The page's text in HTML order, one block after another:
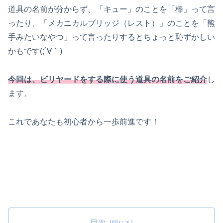
道具の名前が分からず、「キュー」のことを「棒」って言
ったり、「メカニカルブリッジ（レスト）」のことを「熊
手みたいなやつ」って言ったりするとちょっと恥ずかしい
かもです(;´∀｀)
今回は、ビリヤードをする際に使う道具の名前をご紹介し
ます。
これであなたも初心者から一歩前進です！